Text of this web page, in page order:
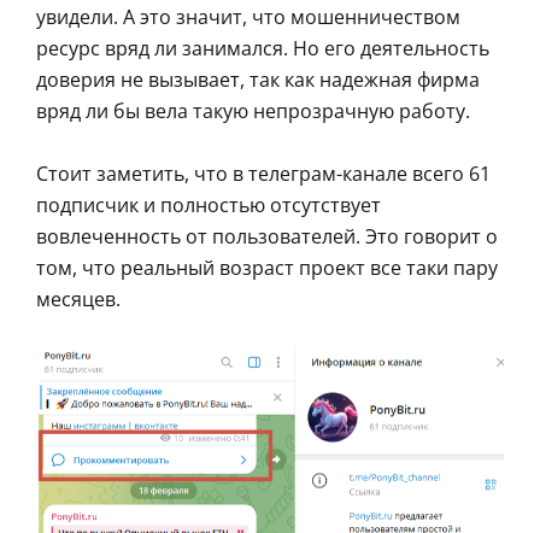
увидели. А это значит, что мошенничеством
ресурс вряд ли занимался. Но его деятельность
доверия не вызывает, так как надежная фирма
вряд ли бы вела такую непрозрачную работу.
Стоит заметить, что в телеграм-канале всего 61
подписчик и полностью отсутствует
вовлеченность от пользователей. Это говорит о
том, что реальный возраст проект все таки пару
месяцев.